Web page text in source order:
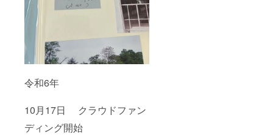
令和6年
10月17日 クラウドファン
ディング開始